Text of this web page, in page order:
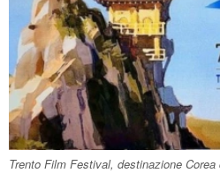
Trento Film Festival, destinazione